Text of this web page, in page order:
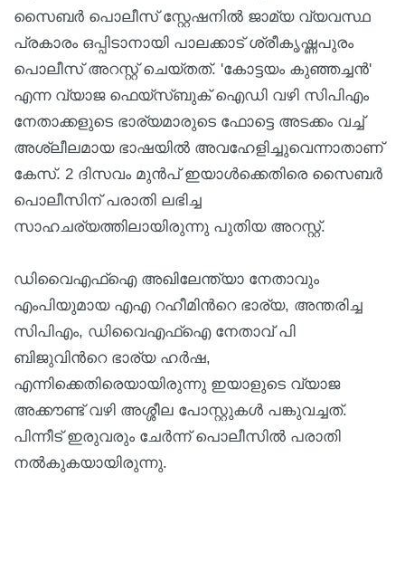
സൈബർ പൊലീസ് സ്റ്റേഷനിൽ ജാമ്യ വ്യവസ്ഥ
പ്രകാരം ഒപ്പിടാനായി പാലക്കാട് ശ്രീകൃഷ്ണപുരം
പൊലീസ് അറസ്റ്റ് ചെയ്തത്. 'കോട്ടയം കുഞ്ഞച്ചൻ'
എന്ന വ്യാജ ഫെയ്സ്ബുക് ഐഡി വഴി സിപിഎം
നേതാക്കളുടെ ഭാര്യമാരുടെ ഫോട്ടെ അടക്കം വച്ച്
അശ്ലീലമായ ഭാഷയിൽ അവഹേളിച്ചുവെന്നാതാണ്
കേസ്. 2 ദിസവം മുന്‍പ് ഇയാൾക്കെതിരെ സൈബർ
പൊലീസിന് പരാതി ലഭിച്ച
സാഹചര്യത്തിലായിരുന്നു പുതിയ അറസ്റ്റ്.
ഡിവൈഎഫ്ഐ അഖിലേന്ത്യാ നേതാവും
എംപിയുമായ എഎ റഹീമിന്‍റെ ഭാര്യ, അന്തരിച്ച
സിപിഎം, ഡിവൈഎഫ്ഐ നേതാവ് പി
ബിജുവിന്‍റെ ഭാര്യ ഹർഷ,
എന്നിക്കെതിരെയായിരുന്നു ഇയാളുടെ വ്യാജ
അക്കൗണ്ട് വഴി അശ്ശീല പോസ്റ്റുകൾ പങ്കുവച്ചത്.
പിന്നീട് ഇരുവരും ചേർന്ന് പൊലീസിൽ പരാതി
നൽകുകയായിരുന്നു.